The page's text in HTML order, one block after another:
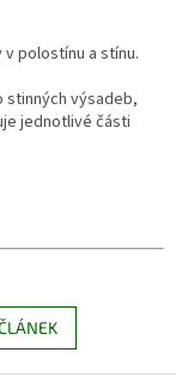
polostínu a stínu.
stinných výsadeb,
jednotlivé části